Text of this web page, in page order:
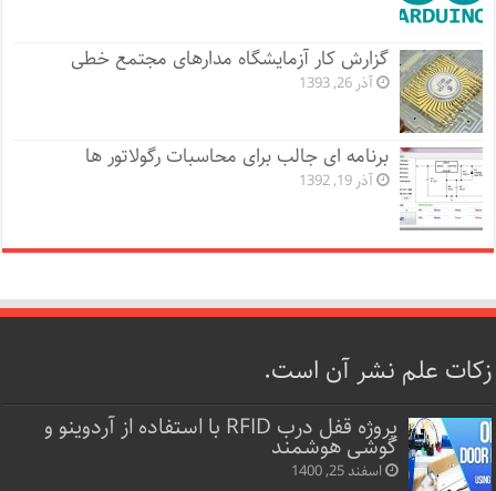
گزارش کار آزمایشگاه مدارهای مجتمع خطی
آذر 26, 1393
برنامه ای جالب برای محاسبات رگولاتور ها
آذر 19, 1392
زکات علم نشر آن است.
پروژه قفل‌ درب RFID با استفاده از آردوینو و
گوشی هوشمند
اسفند 25, 1400